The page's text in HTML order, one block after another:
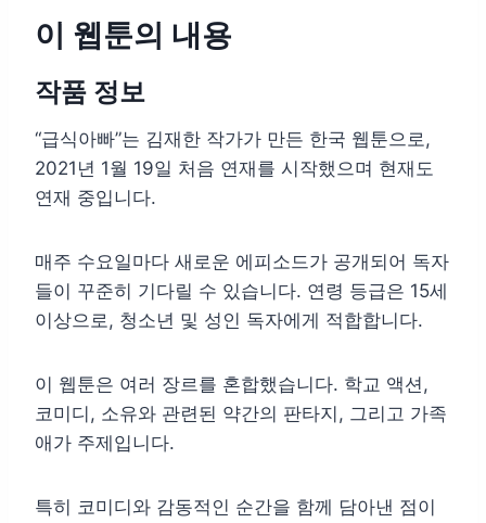
이 웹툰의 내용
작품 정보
“급식아빠”는 김재한 작가가 만든 한국 웹툰으로,
2021년 1월 19일 처음 연재를 시작했으며 현재도
연재 중입니다.
매주 수요일마다 새로운 에피소드가 공개되어 독자
들이 꾸준히 기다릴 수 있습니다. 연령 등급은 15세
이상으로, 청소년 및 성인 독자에게 적합합니다.
이 웹툰은 여러 장르를 혼합했습니다. 학교 액션,
코미디, 소유와 관련된 약간의 판타지, 그리고 가족
애가 주제입니다.
특히 코미디와 감동적인 순간을 함께 담아낸 점이